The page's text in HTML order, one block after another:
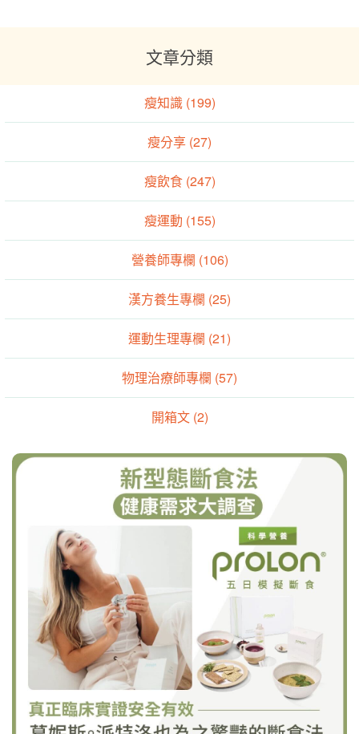
文章分類
瘦知識 (199)
瘦分享 (27)
瘦飲食 (247)
瘦運動 (155)
營養師專欄 (106)
漢方養生專欄 (25)
運動生理專欄 (21)
物理治療師專欄 (57)
開箱文 (2)